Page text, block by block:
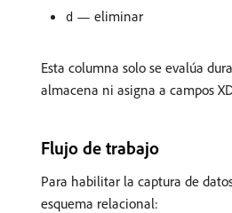
d — eliminar
Esta columna solo se evalúa
almacena ni asigna a campos
Flujo de trabajo
Para habilitar la captura de
esquema relacional: